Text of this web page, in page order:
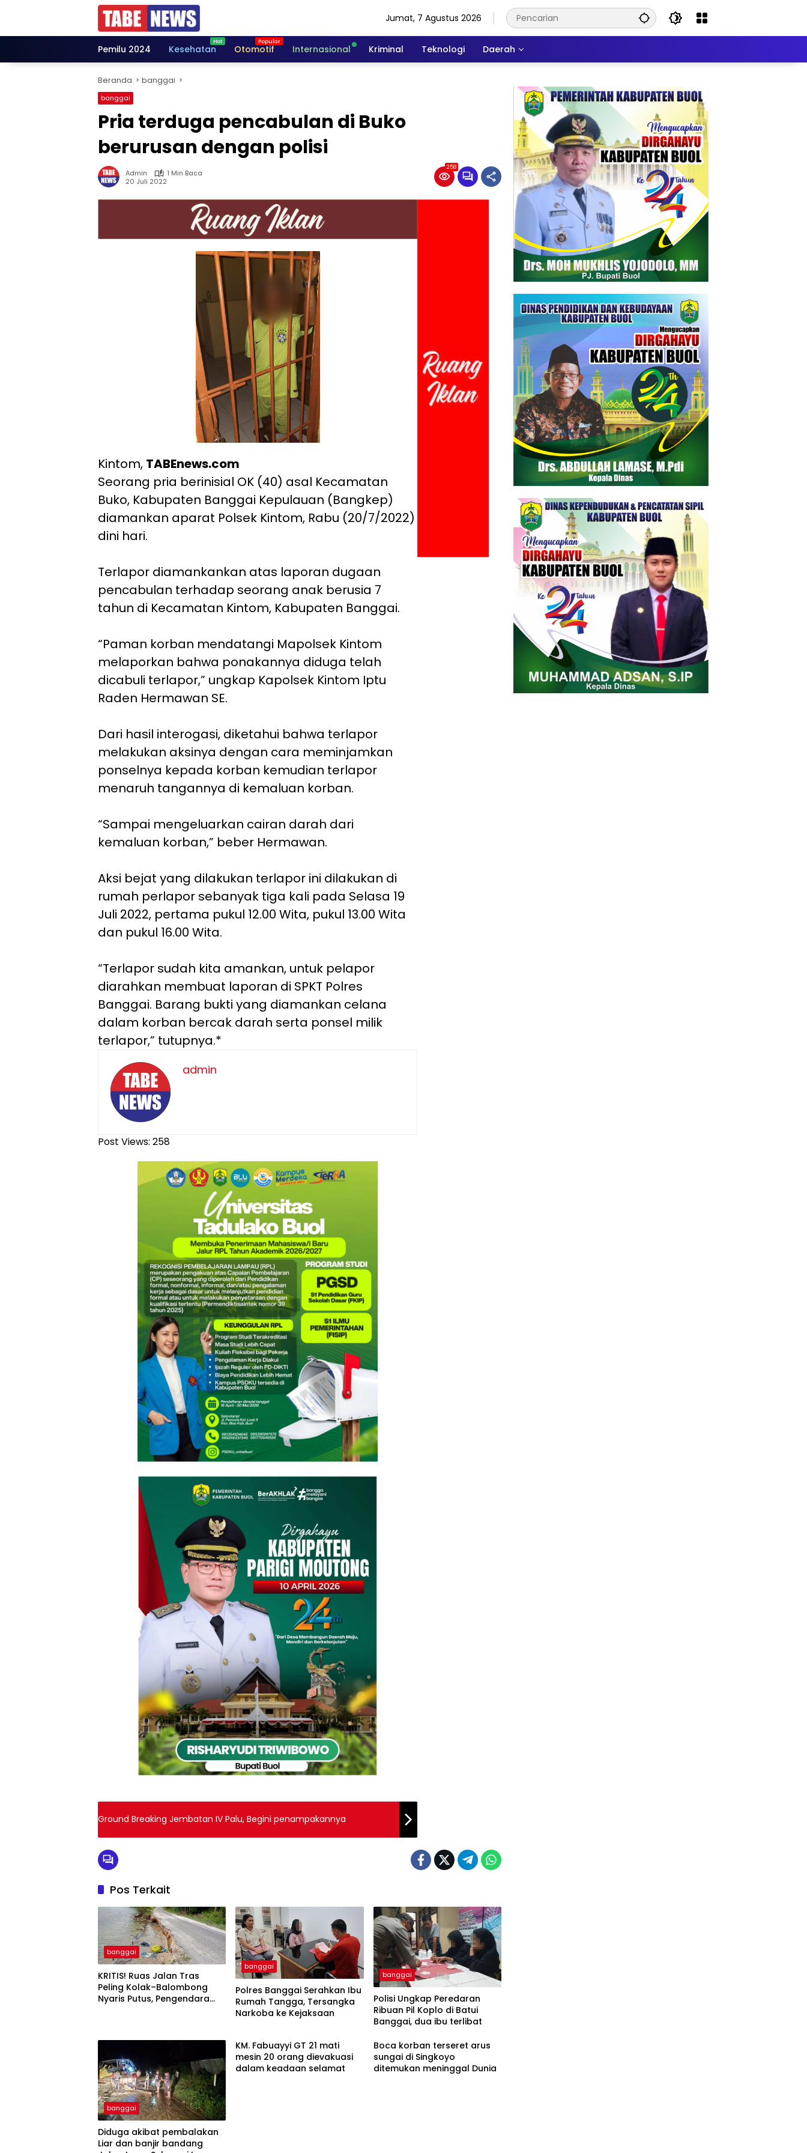
Jumat, 7 Agustus 2026
Pemilu 2024 Kesehatan Otomotif Internasional Kriminal Teknologi Daerah
Beranda banggai
banggai
Pria terduga pencabulan di Buko
berurusan dengan polisi
Admin
1 Min Baca
20 Juli 2022
258
Kintom, TABEnews.com
Seorang pria berinisial OK (40) asal Kecamatan
Buko, Kabupaten Banggai Kepulauan (Bangkep)
diamankan aparat Polsek Kintom, Rabu (20/7/2022)
dini hari.
Terlapor diamankankan atas laporan dugaan
pencabulan terhadap seorang anak berusia 7
tahun di Kecamatan Kintom, Kabupaten Banggai.
“Paman korban mendatangi Mapolsek Kintom
melaporkan bahwa ponakannya diduga telah
dicabuli terlapor,” ungkap Kapolsek Kintom Iptu
Raden Hermawan SE.
Dari hasil interogasi, diketahui bahwa terlapor
melakukan aksinya dengan cara meminjamkan
ponselnya kepada korban kemudian terlapor
menaruh tangannya di kemaluan korban.
“Sampai mengeluarkan cairan darah dari
kemaluan korban,” beber Hermawan.
Aksi bejat yang dilakukan terlapor ini dilakukan di
rumah perlapor sebanyak tiga kali pada Selasa 19
Juli 2022, pertama pukul 12.00 Wita, pukul 13.00 Wita
dan pukul 16.00 Wita.
“Terlapor sudah kita amankan, untuk pelapor
diarahkan membuat laporan di SPKT Polres
Banggai. Barang bukti yang diamankan celana
dalam korban bercak darah serta ponsel milik
terlapor,” tutupnya.*
admin
Post Views: 258
Ground Breaking Jembatan IV Palu, Begini penampakannya
Pos Terkait
banggai
KRITIS! Ruas Jalan Tras
Peling Kolak–Balombong
Nyaris Putus, Pengendara
banggai
Polres Banggai Serahkan Ibu
Rumah Tangga, Tersangka
Narkoba ke Kejaksaan
banggai
Polisi Ungkap Peredaran
Ribuan Pil Koplo di Batui
Banggai, dua ibu terlibat
banggai
Diduga akibat pembalakan
Liar dan banjir bandang
KM. Fabuayyi GT 21 mati
mesin 20 orang dievakuasi
dalam keadaan selamat
Boca korban terseret arus
sungai di Singkoyo
ditemukan meninggal Dunia